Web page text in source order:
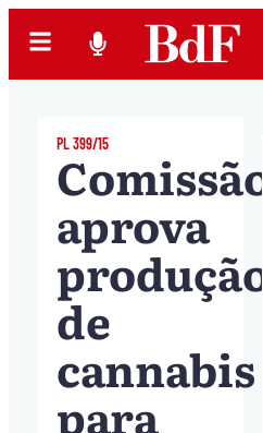
PL 399/15
Comissão
aprova
produção
de
cannabis
para